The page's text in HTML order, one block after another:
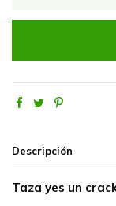
Descripción
Taza yes un